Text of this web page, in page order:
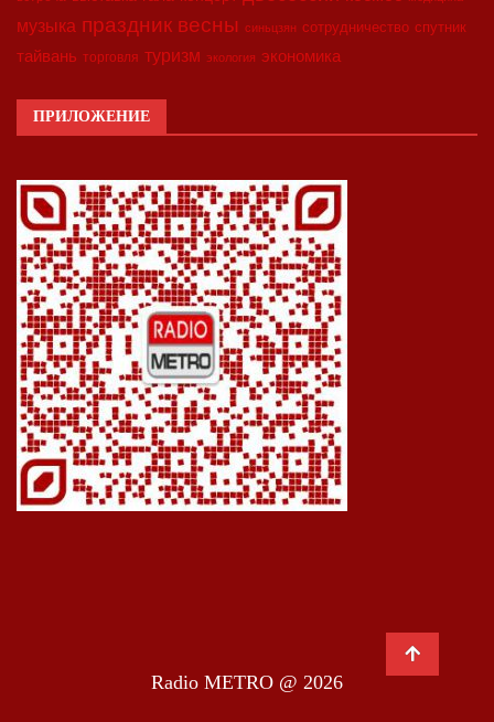
музыка праздник весны синьцзян сотрудничество спутник
тайвань торговля туризм экология экономика
ПРИЛОЖЕНИЕ
Radio METRO @ 2026